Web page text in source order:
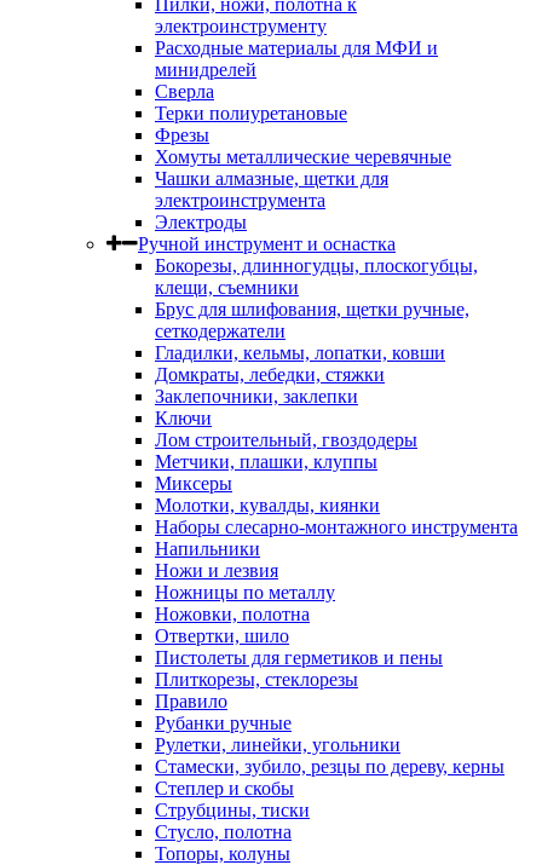
Пилки, ножи, полотна к
электроинструменту
Расходные материалы для МФИ и
минидрелей
Сверла
Терки полиуретановые
Фрезы
Хомуты металлические черевячные
Чашки алмазные, щетки для
электроинструмента
Электроды
Ручной инструмент и оснастка
Бокорезы, длинногудцы, плоскогубцы,
клещи, съемники
Брус для шлифования, щетки ручные,
сеткодержатели
Гладилки, кельмы, лопатки, ковши
Домкраты, лебедки, стяжки
Заклепочники, заклепки
Ключи
Лом строительный, гвоздодеры
Метчики, плашки, клуппы
Миксеры
Молотки, кувалды, киянки
Наборы слесарно-монтажного инструмента
Напильники
Ножи и лезвия
Ножницы по металлу
Ножовки, полотна
Отвертки, шило
Пистолеты для герметиков и пены
Плиткорезы, стеклорезы
Правило
Рубанки ручные
Рулетки, линейки, угольники
Стамески, зубило, резцы по дереву, керны
Степлер и скобы
Струбцины, тиски
Стусло, полотна
Топоры, колуны